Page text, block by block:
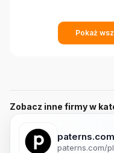
Pokaż
Zobacz inne firmy w
paterns.com/pl